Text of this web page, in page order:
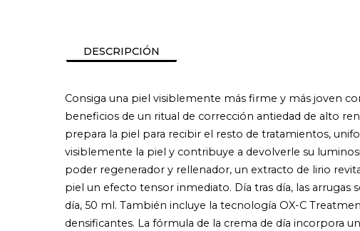
DESCRIPCIÓN
Consiga una piel visiblemente más firme y más joven
beneficios de un ritual de corrección antiedad de alto
prepara la piel para recibir el resto de tratamientos,
visiblemente la piel y contribuye a devolverle su
poder regenerador y rellenador, un extracto de lirio
piel un efecto tensor inmediato. Día tras día, las
día, 50 ml. También incluye la tecnología OX-C
densificantes. La fórmula de la crema de día incorpora